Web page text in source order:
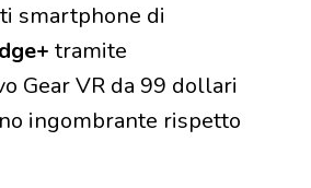
smartphone di
tramite
Gear VR da 99 dollari
ingombrante rispetto